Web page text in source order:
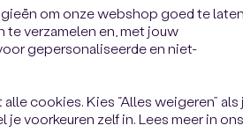
om onze webshop goed te laten
te verzamelen en, met jouw
gepersonaliseerde en niet-
cookies. Kies “Alles weigeren” als
voorkeuren zelf in. Lees meer in ons